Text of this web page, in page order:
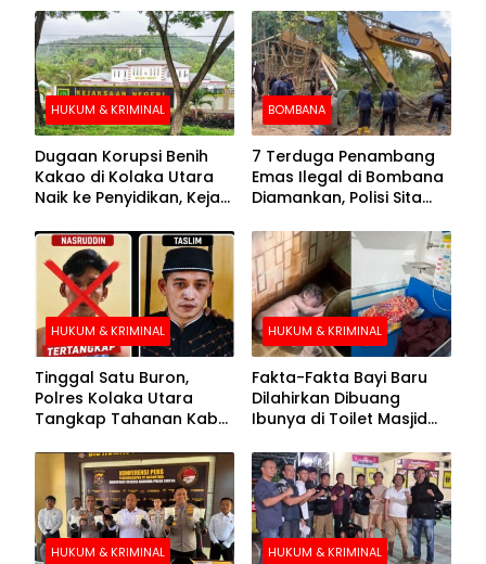
HUKUM & KRIMINAL
Dugaan Korupsi Benih
Kakao di Kolaka Utara
Naik ke Penyidikan, Kejari
BOMBANA
7 Terduga Penambang
Emas Ilegal di Bombana
Diamankan, Polisi Sita
Crusher
HUKUM & KRIMINAL
Tinggal Satu Buron,
Polres Kolaka Utara
Tangkap Tahanan Kabur
Pengejaran
HUKUM & KRIMINAL
Fakta-Fakta Bayi Baru
Dilahirkan Dibuang
Ibunya di Toilet Masjid
HUKUM & KRIMINAL HUKUM & KRIMINAL